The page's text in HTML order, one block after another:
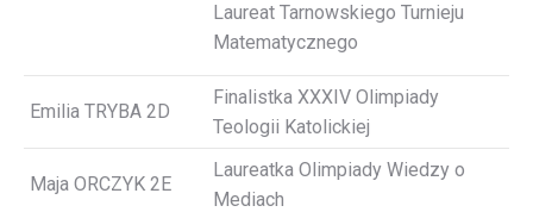
Laureat Tarnowskiego Turnieju
Matematycznego
Emilia TRYBA 2D
Finalistka XXXIV Olimpiady
Teologii Katolickiej
Maja ORCZYK 2E
Laureatka Olimpiady Wiedzy o
Mediach